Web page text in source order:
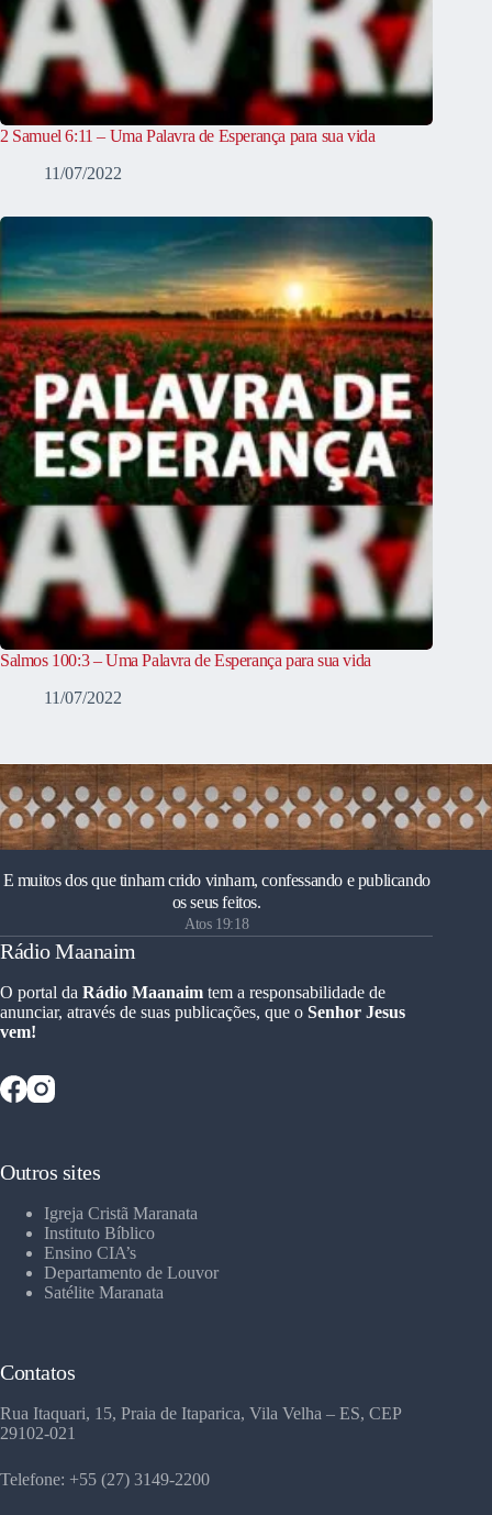
2 Samuel 6:11 – Uma Palavra de Esperança para sua vida
11/07/2022
Salmos 100:3 – Uma Palavra de Esperança para sua vida
11/07/2022
E muitos dos que tinham crido vinham, confessando e publicando
os seus feitos.
Atos 19:18
Rádio Maanaim
O portal da Rádio Maanaim tem a responsabilidade de
anunciar, através de suas publicações, que o Senhor Jesus
vem!
Outros sites
Igreja Cristã Maranata
Instituto Bíblico
Ensino CIA’s
Departamento de Louvor
Satélite Maranata
Contatos
Rua Itaquari, 15, Praia de Itaparica, Vila Velha – ES, CEP
29102-021
Telefone: +55 (27) 3149-2200